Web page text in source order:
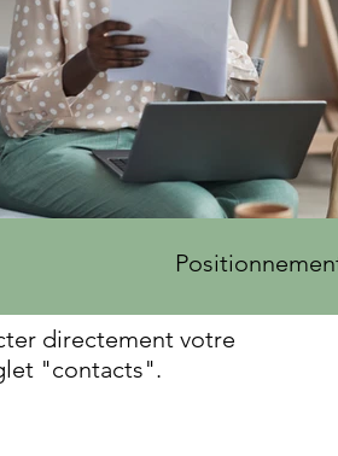
directement votre
"contacts".